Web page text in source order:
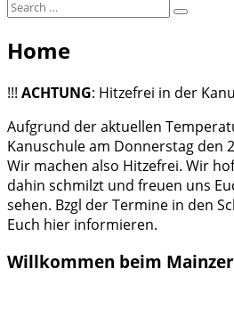
Home
!!! ACHTUNG: Hitzefrei in der
Aufgrund der aktuellen
Kanuschule am Donnerstag den
Wir machen also Hitzefrei. Wir
dahin schmilzt und freuen uns
sehen. Bzgl der Termine in den
Euch hier informieren.
Willkommen beim